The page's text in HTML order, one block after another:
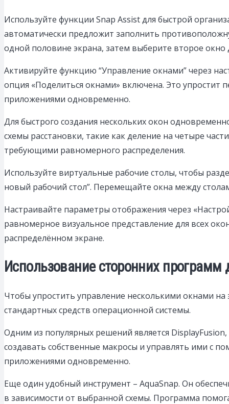
Используйте функции Snap Assist для быстрой
автоматически предложит заполнить
одной половине экрана, затем выберите второе окно
Активируйте функцию “Управление окнами” через
опция «Поделиться окнами» включена. Это
приложениями одновременно.
Для быстрого создания нескольких окон
схемы расстановки, такие как деление на четыре
требующими равномерного распределения.
Используйте виртуальные рабочие столы, чтобы
новый рабочий стол”. Перемещайте окна между
Настраивайте параметры отображения через
равномерное визуальное представление для всех
распределённом экране.
Использование сторонних программ
Чтобы упростить управление несколькими окнами
стандартных средств операционной системы.
Одним из популярных решений является
создавать собственные макросы и управлять ими с
приложениями одновременно.
Еще один удобный инструмент – AquaSnap. Он
в зависимости от выбранной схемы. Программа